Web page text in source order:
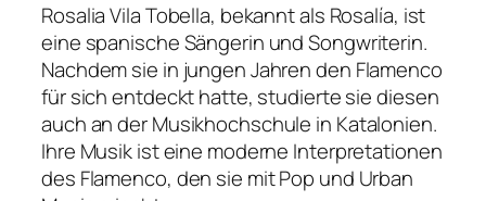
Rosalia Vila Tobella, bekannt als Rosalía, ist
eine spanische Sängerin und Songwriterin.
Nachdem sie in jungen Jahren den Flamenco
für sich entdeckt hatte, studierte sie diesen
auch an der Musikhochschule in Katalonien.
Ihre Musik ist eine moderne Interpretationen
des Flamenco, den sie mit Pop und Urban